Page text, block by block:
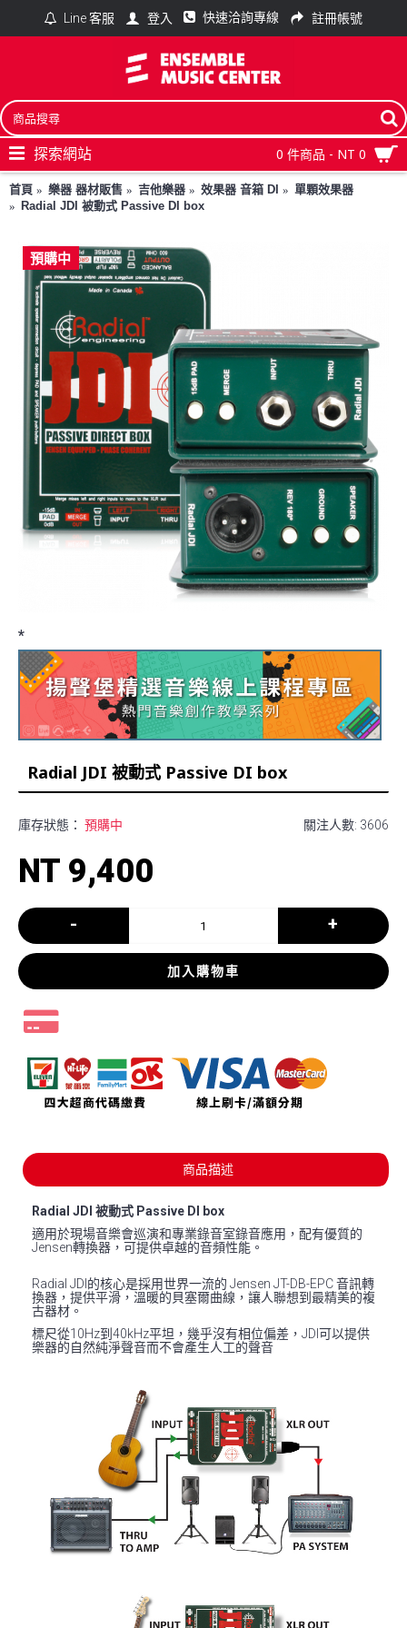
Line 客服 登入 快速洽詢專線 註冊帳號
0 件商品 - NT 0
探索網站
首頁 樂器 器材販售 吉他樂器 效果器 音箱 DI
單顆效果器
Radial JDI 被動式 Passive DI box
預購中
*
Radial JDI 被動式 Passive DI box
關注人數: 3606
庫存狀態： 預購中
NT 9,400
- +
加入購物車
商品描述
Radial JDI 被動式 Passive DI box
適用於現場音樂會巡演和專業錄音室錄音應用，配有優質的
Jensen轉換器，可提供卓越的音頻性能。
Radial JDI的核心是採用世界一流的 Jensen JT-DB-EPC 音訊轉
換器，提供平滑，溫暖的貝塞爾曲線，讓人聯想到最精美的複
古器材。
標尺從10Hz到40kHz平坦，幾乎沒有相位偏差，JDI可以提供
樂器的自然純淨聲音而不會產生人工的聲音